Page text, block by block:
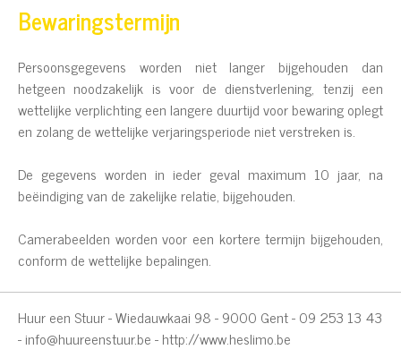
Bewaringstermijn
Persoonsgegevens worden niet langer bijgehouden dan
hetgeen noodzakelijk is voor de dienstverlening, tenzij een
wettelijke verplichting een langere duurtijd voor bewaring oplegt
en zolang de wettelijke verjaringsperiode niet verstreken is.
De gegevens worden in ieder geval maximum 10 jaar, na
beëindiging van de zakelijke relatie, bijgehouden.
Camerabeelden worden voor een kortere termijn bijgehouden,
conform de wettelijke bepalingen.
Huur een Stuur - Wiedauwkaai 98 - 9000 Gent - 09 253 13 43
-info@huureenstuur.be-http://www.heslimo.be